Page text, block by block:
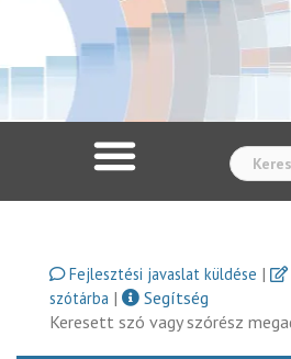
Fejlesztési javaslat küldése |
szótárba |
Segítség
Keresett szó vagy szórész